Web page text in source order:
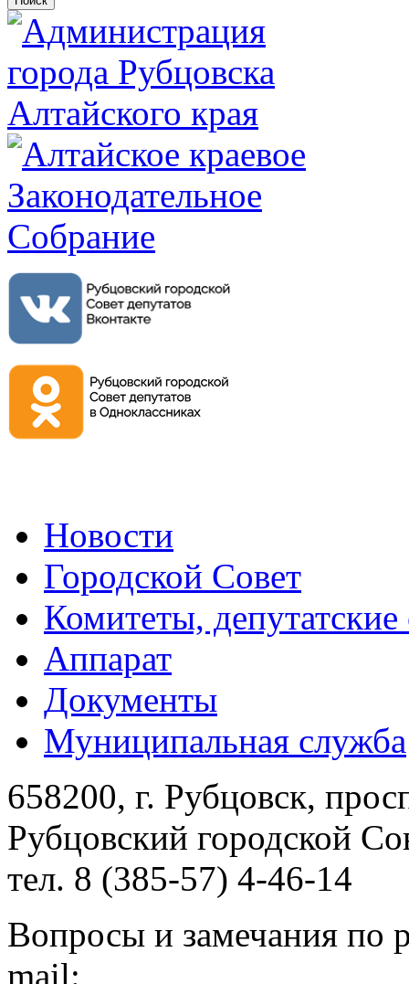
Новости
Городской Совет
Комитеты,
Аппарат
Документы
Муниципальная служба
658200, г. Рубцовск,
Рубцовский городской
тел. 8 (385-57) 4-46-14
Вопросы и замечания по
mail: